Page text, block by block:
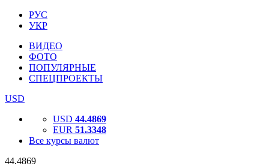
РУС
УКР
ВИДЕО
ФОТО
ПОПУЛЯРНЫЕ
СПЕЦПРОЕКТЫ
USD
USD 44.4869
EUR 51.3348
Все курсы валют
44.4869